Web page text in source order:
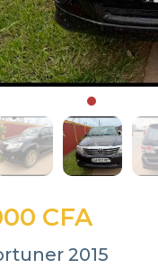
CFA
2015